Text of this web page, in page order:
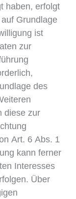
haben, erfolgt
Grundlage
ist
zur
des
diese zur
Art. 6 Abs. 1
kann ferner
Interesses
Über